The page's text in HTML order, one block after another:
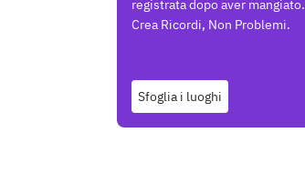
registrata dopo aver mangiato.
Crea Ricordi, Non Problemi.
Sfoglia i luoghi